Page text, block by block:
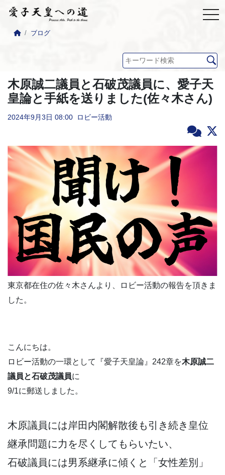
ブログ
木原誠二議員と石破茂議員に、愛子天
皇論と手紙を送りました(佐々木さん)
2024年9月3日 08:00 ロビー活動
東京都在住の佐々木さんより、ロビー活動の報告を頂きま
した。
こんにちは。
ロビー活動の一環として『愛子天皇論』242章を木原誠二
議員と石破茂議員に
9/1に郵送しました。
木原議員には岸田内閣解散後も引き続き皇位
継承問題に力を尽くしてもらいたい、
石破議員には男系継承に傾くと「女性差別」